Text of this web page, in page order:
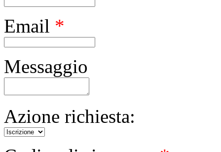
Email *
Messaggio
Azione richiesta: